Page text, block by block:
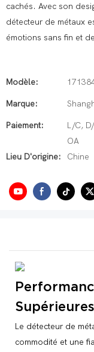
cachés. Avec son
détecteur de métaux
émotions sans fin et
Modèle:
Marque:
Paiement:
L/C,
OA
Lieu D'origine:
Chine
Supérieures
Le détecteur de
commodité et une